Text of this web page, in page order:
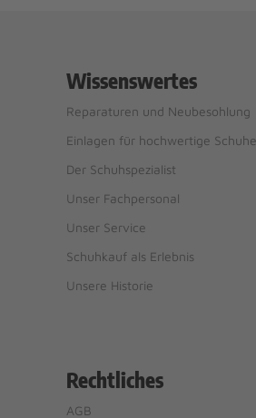
Wissenswertes
Reparaturen und Neubesohlung
Einlagen für hochwertige Schuhe
Der Schuhspezialist
Unser Fachpersonal
Unser Service
Schuhkauf als Erlebnis
Unsere Historie
Rechtliches
AGB